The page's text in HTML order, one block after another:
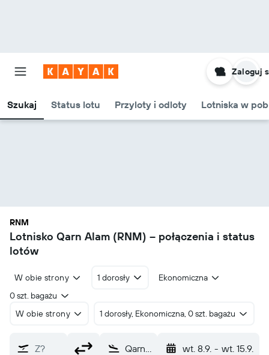
Szukaj Status lotu Przyloty i odloty Lotniska w
Zaloguj
RNM
Lotnisko Qarn Alam (RNM) – połączenia i status
lotów
W obie strony 1 dorosły
Ekonomiczna
0 szt. bagażu
W obie strony
1 dorosły, Ekonomiczna, 0 szt. bagażu
Z? Qarn Alam (RNM) wt. 8.9. - wt. 15.9.